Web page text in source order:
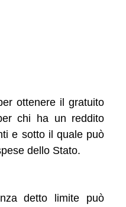
ottenere il gratuito
chi ha un reddito
e sotto il quale può
dello Stato.
detto limite può